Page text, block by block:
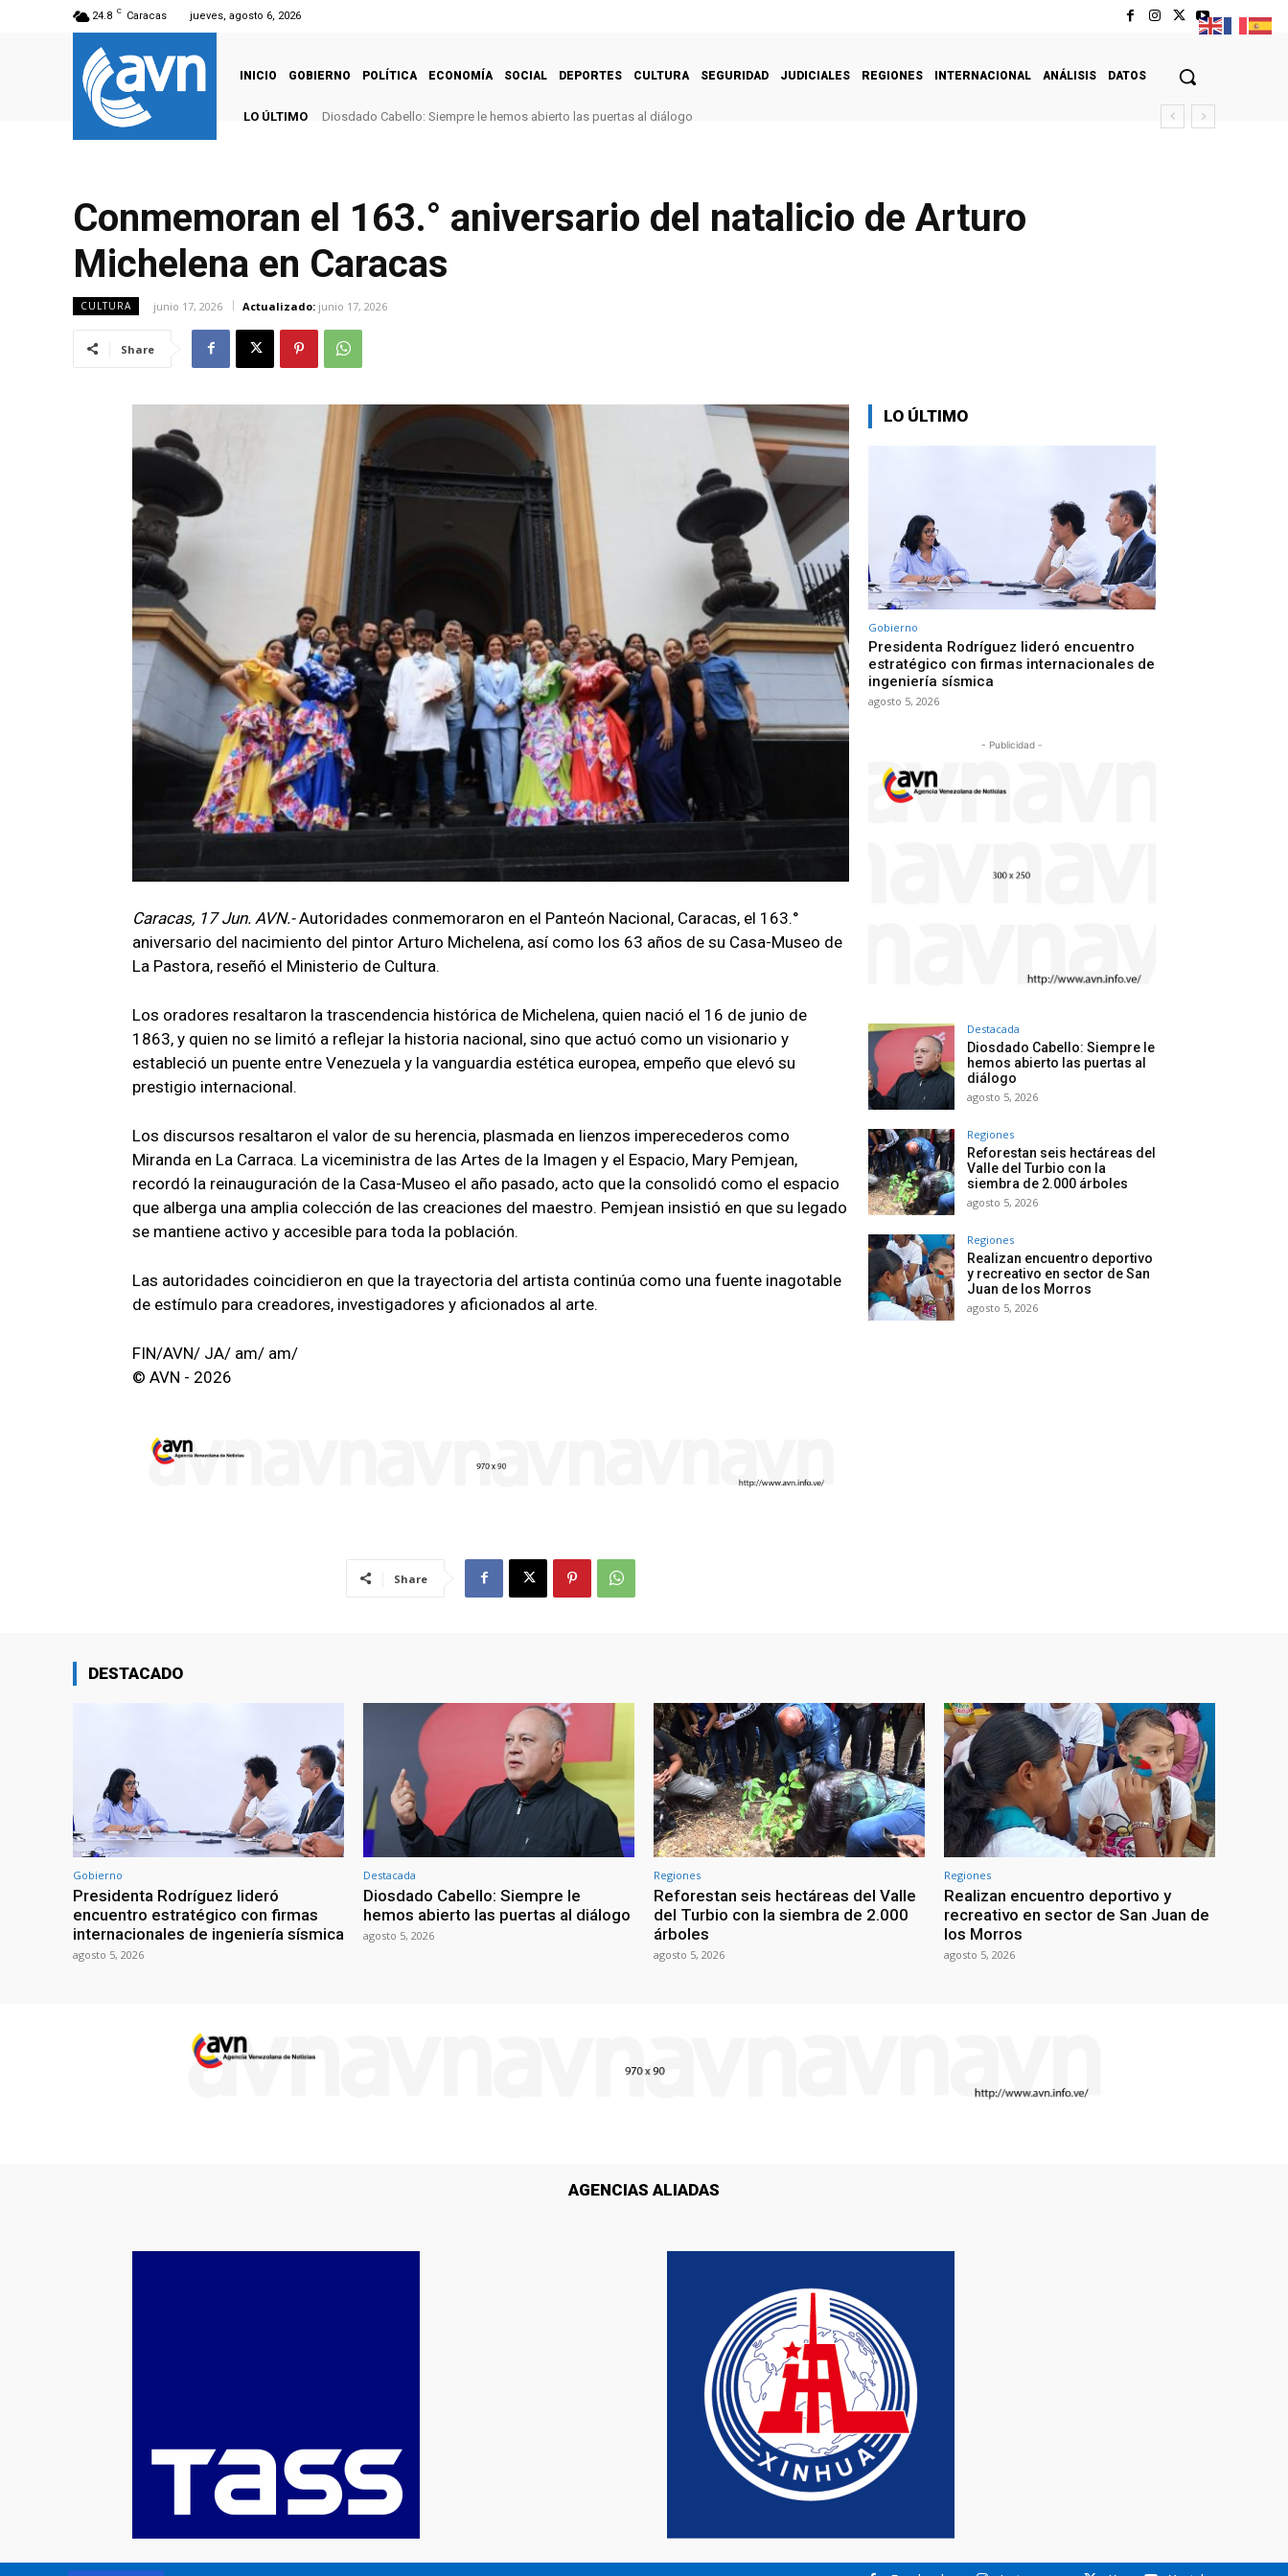
24.8 C Caracas jueves, agosto 6, 2026
INICIO GOBIERNO POLÍTICA ECONOMÍA SOCIAL DEPORTES CULTURA SEGURIDAD JUDICIALES REGIONES INTERNACIONAL ANÁLISIS DATOS
LO ÚLTIMO Diosdado Cabello: Siempre le hemos abierto las puertas al diálogo
Conmemoran el 163.° aniversario del natalicio de Arturo
Michelena en Caracas
CULTURA junio 17, 2026 Actualizado: junio 17, 2026
Share
Caracas, 17 Jun. AVN.-Autoridades conmemoraron en el Panteón Nacional, Caracas, el 163.°
aniversario del nacimiento del pintor Arturo Michelena, así como los 63 años de su Casa-Museo de
La Pastora, reseñó el Ministerio de Cultura.
Los oradores resaltaron la trascendencia histórica de Michelena, quien nació el 16 de junio de
1863, y quien no se limitó a reflejar la historia nacional, sino que actuó como un visionario y
estableció un puente entre Venezuela y la vanguardia estética europea, empeño que elevó su
prestigio internacional.
Los discursos resaltaron el valor de su herencia, plasmada en lienzos imperecederos como
Miranda en La Carraca. La viceministra de las Artes de la Imagen y el Espacio, Mary Pemjean,
recordó la reinauguración de la Casa-Museo el año pasado, acto que la consolidó como el espacio
que alberga una amplia colección de las creaciones del maestro. Pemjean insistió en que su legado
se mantiene activo y accesible para toda la población.
Las autoridades coincidieron en que la trayectoria del artista continúa como una fuente inagotable
de estímulo para creadores, investigadores y aficionados al arte.
FIN/AVN/ JA/ am/ am/
© AVN - 2026
Share
LO ÚLTIMO
Gobierno
Presidenta Rodríguez lideró encuentro
estratégico con firmas internacionales de
ingeniería sísmica
agosto 5, 2026
- Publicidad -
Destacada
Diosdado Cabello: Siempre le
hemos abierto las puertas al
diálogo
agosto 5, 2026
Regiones
Reforestan seis hectáreas del
Valle del Turbio con la
siembra de 2.000 árboles
agosto 5, 2026
Regiones
Realizan encuentro deportivo
y recreativo en sector de San
Juan de los Morros
agosto 5, 2026
DESTACADO
Gobierno
Presidenta Rodríguez lideró
encuentro estratégico con firmas
internacionales de ingeniería sísmica
agosto 5, 2026
Destacada
Diosdado Cabello: Siempre le
hemos abierto las puertas al diálogo
agosto 5, 2026
Regiones
Reforestan seis hectáreas del Valle
del Turbio con la siembra de 2.000
árboles
agosto 5, 2026
Regiones
Realizan encuentro deportivo y
recreativo en sector de San Juan de
los Morros
agosto 5, 2026
AGENCIAS ALIADAS